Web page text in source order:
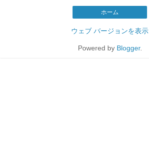
ホーム
ウェブ バージョンを表示
Powered by Blogger.